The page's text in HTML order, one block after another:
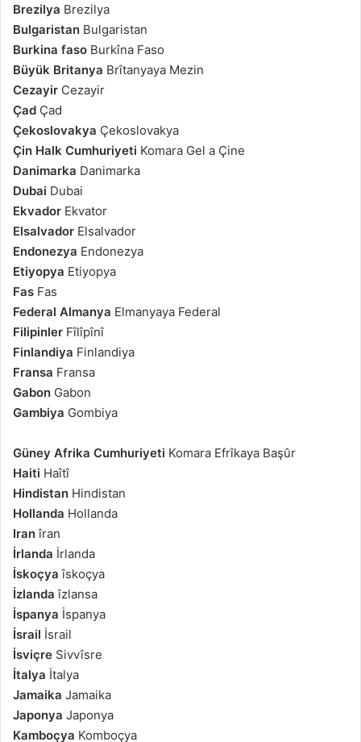
Brezilya Brezilya
Bulgaristan Bulgaristan
Burkina faso Burkîna Faso
Büyük Britanya Brîtanyaya Mezin
Cezayir Cezayir
Çad Çad
Çekoslovakya Çekoslovakya
Çin Halk Cumhuriyeti Komara Gel a Çine
Danimarka Danimarka
Dubai Dubai
Ekvador Ekvator
Elsalvador Elsalvador
Endonezya Endonezya
Etiyopya Etiyopya
Fas Fas
Federal Almanya Elmanyaya Federal
Filipinler Fîlîpînî
Finlandiya Finlandiya
Fransa Fransa
Gabon Gabon
Gambiya Gombiya
Güney Afrika Cumhuriyeti Komara Efrîkaya Başûr
Haiti Haîtî
Hindistan Hindistan
Hollanda Hollanda
Iranîran
İrlanda İrlanda
İskoçya îskoçya
İzlanda îzlansa
İspanya İspanya
İsrail İsrail
İsviçre Sivvîsre
İtalya İtalya
Jamaika Jamaika
Japonya Japonya
Kamboçya Komboçya